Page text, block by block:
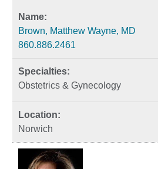
Brown, Matthew Wayne, MD
860.886.2461
Obstetrics & Gynecology
Norwich